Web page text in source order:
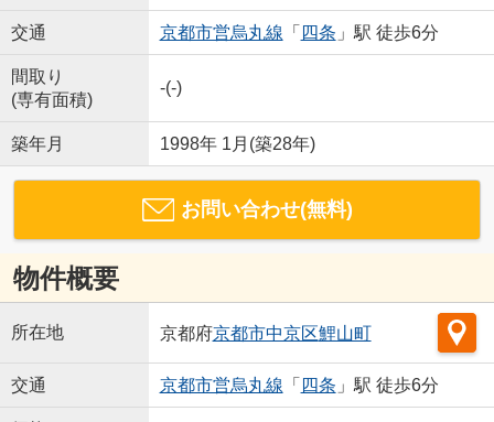
交通 京都市営烏丸線 「 四条 」駅 徒歩6分
間取り
(専有面積)
-(-)
築年月 1998年 1月(築28年)
お問い合わせ(無料)
物件概要
所在地 京都府京都市中京区鯉山町
交通 京都市営烏丸線 「 四条 」駅 徒歩6分